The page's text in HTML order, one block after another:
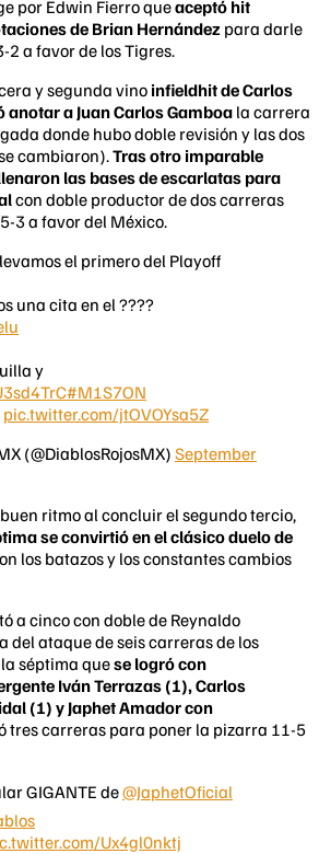
por Edwin Fierro queaceptó hit
de Brian Hernández para darle
a favor de los Tigres.
y segunda vino infieldhit de Carlos
anotar a Juan Carlos Gamboa la carrera
donde hubo doble revisión y las dos
cambiaron).Tras otro imparable
las bases de escarlatas para
con doble productor de dos carreras
3 a favor del México.
el primero del Playoff
una cita en el ????️
y
#M1S7ON
pic.twitter.com/jtOVOYsa5Z
(@DiablosRojosMX) September
ritmo al concluir el segundo tercio,
se convirtió en el clásico duelo de
los batazos y los constantes cambios
a cinco con doble de Reynaldo
del ataque de seis carreras de los
séptima quese logró con
Iván Terrazas (1), Carlos
(1) y Japhet Amador con
tres carreras para poner la pizarra 11-5
GIGANTE de@JaphetOficial
Ux4gl0nktj